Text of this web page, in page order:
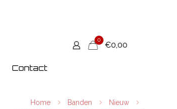
Contact
0
€0,00
Home Banden
Nieuw